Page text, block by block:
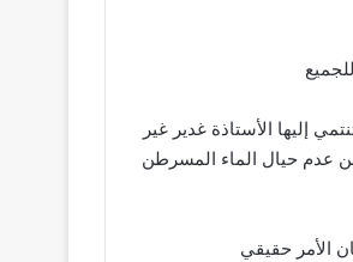
إليها الأستاذة غدير غير
عدم حيال الماء المسرطن
الأمر حقيقي